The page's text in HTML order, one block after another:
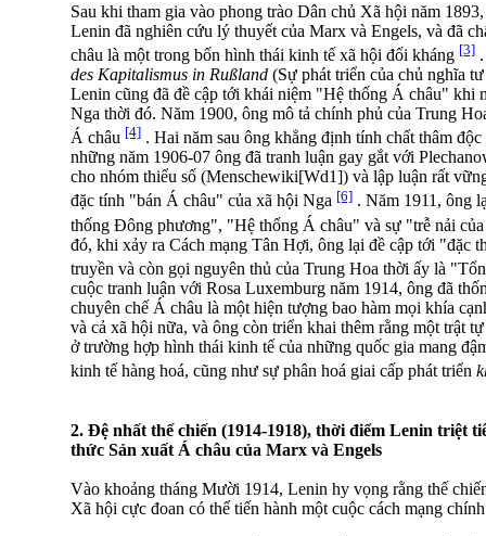
Sau khi tham gia vào phong trào Dân chủ Xã hội năm
Lenin đã nghiên cứu lý thuyết của Marx và Engels, và đã
châu là một trong bốn hình thái kinh tế xã hội đối kháng [3]
des Kapitalismus in Rußland (Sự phát triển của chủ nghĩa
Lenin cũng đã đề cập tới khái niệm "Hệ thống Á châu" khi
Nga thời đó. Năm 1900, ông mô tả chính phủ của Trung
Á châu [4] . Hai năm sau ông khẳng định tính chất thâm
những năm 1906-07 ông đã tranh luận gay gắt với
cho nhóm thiểu số (Menschewiki[Wd1]) và lập luận rất
đặc tính "bán Á châu" của xã hội Nga [6] . Năm 1911, ông
thống Đông phương", "Hệ thống Á châu" và sự "trễ nải
đó, khi xảy ra Cách mạng Tân Hợi, ông lại đề cập tới "đặc
truyền và còn gọi nguyên thủ của Trung Hoa thời ấy là
cuộc tranh luận với Rosa Luxemburg năm 1914, ông đã
chuyên chế Á châu là một hiện tượng bao hàm mọi khía
và cả xã hội nữa, và ông còn triển khai thêm rằng một trật
ở trường hợp hình thái kinh tế của những quốc gia mang
kinh tế hàng hoá, cũng như sự phân hoá giai cấp phát triển
2. Đệ nhất thế chiến (1914-1918), thời điểm Lenin triệt
thức Sản xuất Á châu của Marx và Engels
Vào khoảng tháng Mười 1914, Lenin hy vọng rằng thế
Xã hội cực đoan có thể tiến hành một cuộc cách mạng